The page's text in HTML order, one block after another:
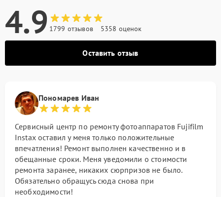
4.9 1799 отзывов 5358 оценок
Оставить отзыв
Пономарев Иван
Сервисный центр по ремонту фотоаппаратов Fujifilm
Instax оставил у меня только положительные
впечатления! Ремонт выполнен качественно и в
обещанные сроки. Меня уведомили о стоимости
ремонта заранее, никаких сюрпризов не было.
Обязательно обращусь сюда снова при
необходимости!